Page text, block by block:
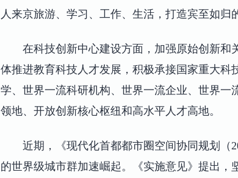
人来京旅游、学习、工作、生活，打造宾至如归
在科技创新中心建设方面，加强原始创新
体推进教育科技人才发展，积极承接国家重大
学、世界一流科研机构、世界一流企业、世界一
领地、开放创新核心枢纽和高水平人才高地。
近期，《现代化首都都市圈空间协同规划
的世界级城市群加速崛起。《实施意见》提出